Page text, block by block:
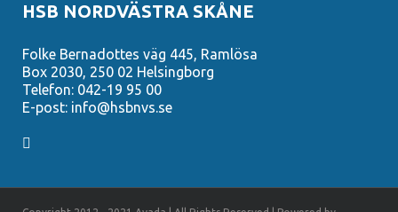
HSB NORDVÄSTRA SKÅNE
Folke Bernadottes väg 445, Ramlösa
Box 2030, 250 02 Helsingborg
Telefon: 042-19 95 00
E-post: info@hsbnvs.se